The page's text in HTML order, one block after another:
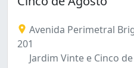
Parque A Equitativa (1)
Parque Boa Vista I (2)
Parque Centenário (1)
Parque Duque (19)
Avenida Perimetral
201
Jardim Vinte e Cinco